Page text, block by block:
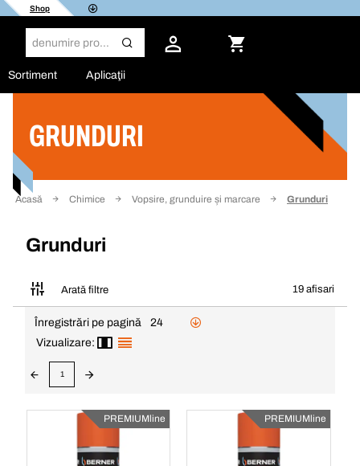
Shop
Sortiment Aplicaţii
GRUNDURI
Acasă Chimice Vopsire, grunduire și marcare Grunduri
Grunduri
Arată filtre 19 afisari
Filtru
Înregistrări pe pagină
24
Vizualizare:
1
PREMIUMline PREMIUMline